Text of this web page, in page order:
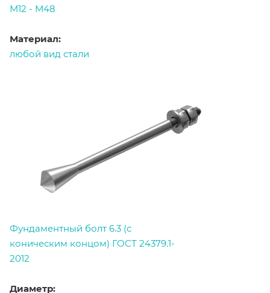
М12 - М48
Материал:
любой вид стали
Фундаментный болт 6.3 (с
коническим концом) ГОСТ 24379.1-
2012
Диаметр: